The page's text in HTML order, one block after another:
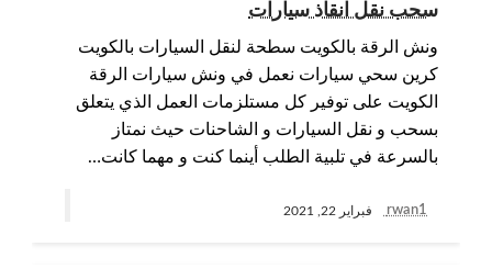
سحب نقل انقاذ سيارات
ونش الرقة بالكويت سطحة لنقل السيارات بالكويت
كرين سحي سيارات نعمل في ونش سيارات الرقة
الكويت على توفير كل مستلزمات العمل الذي يتعلق
بسحب و نقل السيارات و الشاحنات حيث نمتاز
بالسرعة في تلبية الطلب أينما كنت و مهما كانت…
rwan1 فبراير 22, 2021